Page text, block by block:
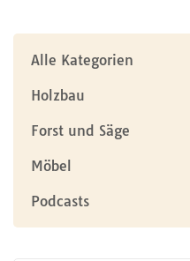
Alle Kategorien
Holzbau
Forst und Säge
Möbel
Podcasts